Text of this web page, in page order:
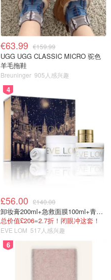
€63.99 €159.99
UGG UGG CLASSIC MICRO 驼色
羊毛拖鞋
Breuninger 905人感兴趣
4
£56.00 £140.00
卸妆膏200ml+急救面膜100ml+青春面霜15ml
总价值£206=2.7折！闭眼冲这套！
EVE LOM 517人感兴趣
6